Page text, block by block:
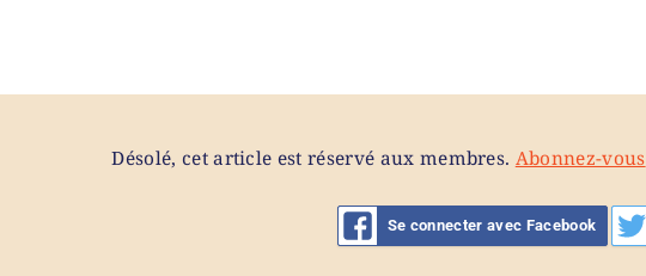
Désolé, cet article est réservé aux membres. Abonnez-vous
Se connecter avec Facebook